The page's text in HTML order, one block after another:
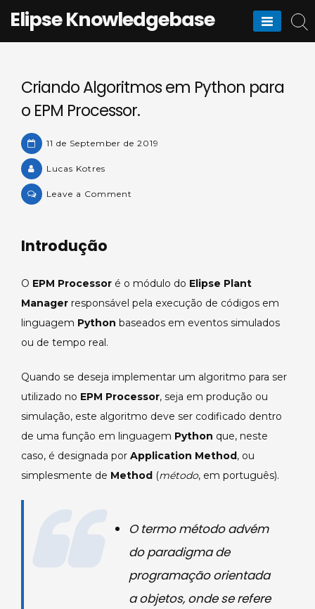
Elipse Knowledgebase
Criando Algoritmos em Python para
o EPM Processor.
11 de September de 2019
Lucas Kotres
Leave a Comment
EPM
Processor.
Introdução
O EPM Processor é o módulo do Elipse Plant
Manager responsável pela execução de códigos em
linguagem Python baseados em eventos simulados
ou de tempo real.
Quando se deseja implementar um algoritmo para ser
utilizado no EPM Processor, seja em produção ou
simulação, este algoritmo deve ser codificado dentro
de uma função em linguagem Python que, neste
caso, é designada por Application Method, ou
simplesmente de Method (método, em português).
O termométodoadvém
do paradigma de
programação orientada
a objetos, onde se refere